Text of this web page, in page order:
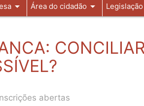
arrow_drop_down Área do cidadão arrow_drop_down Legislação
abertas